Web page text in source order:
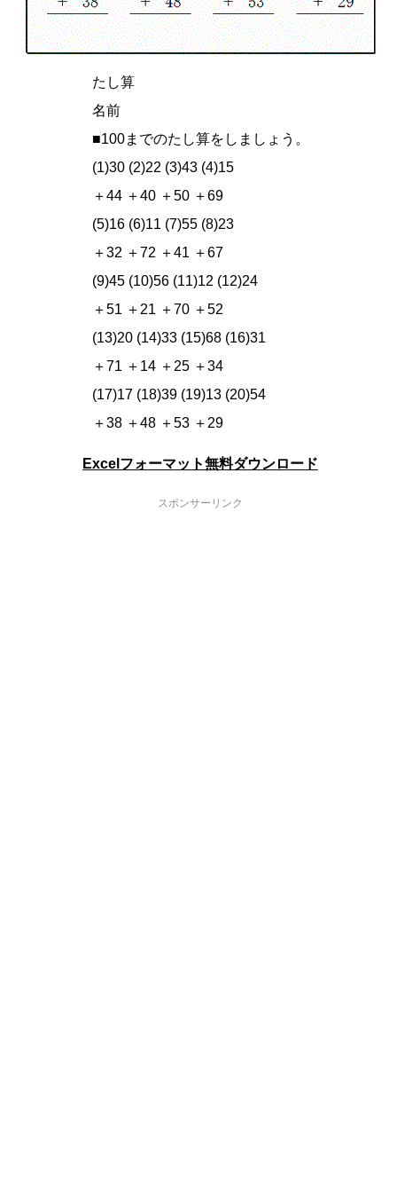
たし算
名前
■100までのたし算をしましょう。
(1)30 (2)22 (3)43 (4)15
＋44 ＋40 ＋50 ＋69
(5)16 (6)11 (7)55 (8)23
＋32 ＋72 ＋41 ＋67
(9)45 (10)56 (11)12 (12)24
＋51 ＋21 ＋70 ＋52
(13)20 (14)33 (15)68 (16)31
＋71 ＋14 ＋25 ＋34
(17)17 (18)39 (19)13 (20)54
＋38 ＋48 ＋53 ＋29
Excelフォーマット無料ダウンロード
スポンサーリンク